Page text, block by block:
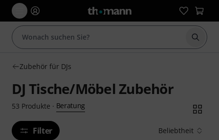
Suche
Zubehör für DJs
DJ Tische/Möbel Zubehör
53 Produkte · Beratung
Filter Beliebtheit